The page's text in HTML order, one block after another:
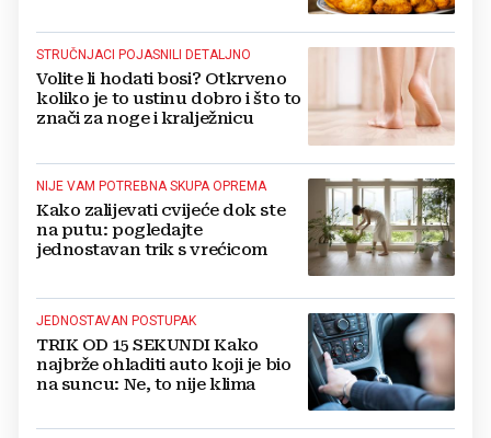
STRUČNJACI POJASNILI DETALJNO
Volite li hodati bosi? Otkrveno
koliko je to ustinu dobro i što to
znači za noge i kralježnicu
NIJE VAM POTREBNA SKUPA OPREMA
Kako zalijevati cvijeće dok ste
na putu: pogledajte
jednostavan trik s vrećicom
JEDNOSTAVAN POSTUPAK
TRIK OD 15 SEKUNDI Kako
najbrže ohladiti auto koji je bio
na suncu: Ne, to nije klima